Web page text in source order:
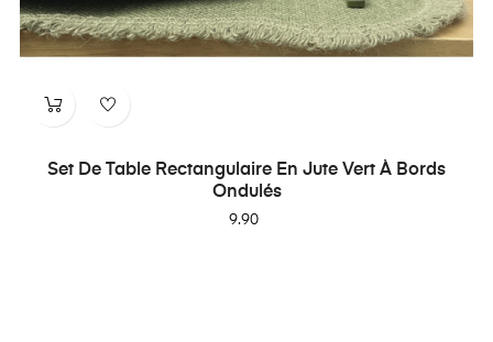
Set De Table Rectangulaire En Jute Vert À Bords
Ondulés
Price
9.90